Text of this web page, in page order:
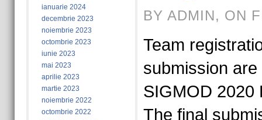
ianuarie 2024
decembrie 2023
noiembrie 2023
octombrie 2023
iunie 2023
mai 2023
aprilie 2023
martie 2023
noiembrie 2022
octombrie 2022
BY ADMIN, ON
Team
submission
SIGMOD 2020
The final